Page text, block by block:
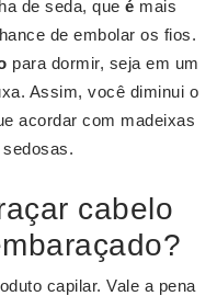
de seda, queé mais
de embolar os fios.
para dormir, seja em um
Assim, você diminui o
acordar com madeixas
cabelo
capilar. Vale a pena